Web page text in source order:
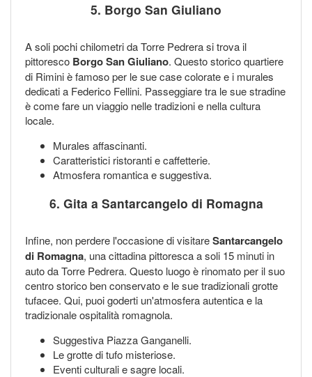
5. Borgo San Giuliano
A soli pochi chilometri da Torre Pedrera si trova il
pittoresco Borgo San Giuliano. Questo storico quartiere
di Rimini è famoso per le sue case colorate e i murales
dedicati a Federico Fellini. Passeggiare tra le sue stradine
è come fare un viaggio nelle tradizioni e nella cultura
locale.
Murales affascinanti.
Caratteristici ristoranti e caffetterie.
Atmosfera romantica e suggestiva.
6. Gita a Santarcangelo di Romagna
Infine, non perdere l'occasione di visitareSantarcangelo
di Romagna, una cittadina pittoresca a soli 15 minuti in
auto da Torre Pedrera. Questo luogo è rinomato per il suo
centro storico ben conservato e le sue tradizionali grotte
tufacee. Qui, puoi goderti un'atmosfera autentica e la
tradizionale ospitalità romagnola.
Suggestiva Piazza Ganganelli.
Le grotte di tufo misteriose.
Eventi culturali e sagre locali.